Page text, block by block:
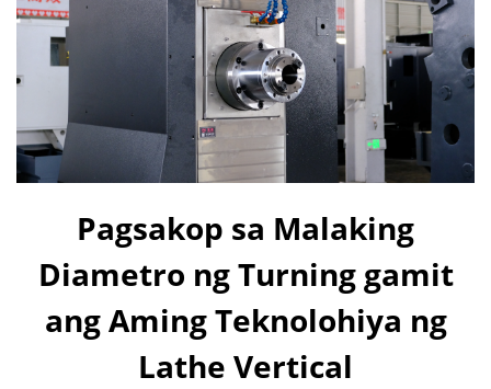
Ilagay
Balita
Makipag-ugnayan sa Amin
Pagsakop sa Malaking
Diametro ng Turning gamit
ang Aming Teknolohiya ng
Lathe Vertical